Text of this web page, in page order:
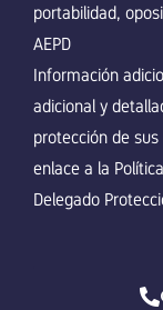
portabilidad,
AEPD
Información
adicional y
protección de
enlace a la
Delegado